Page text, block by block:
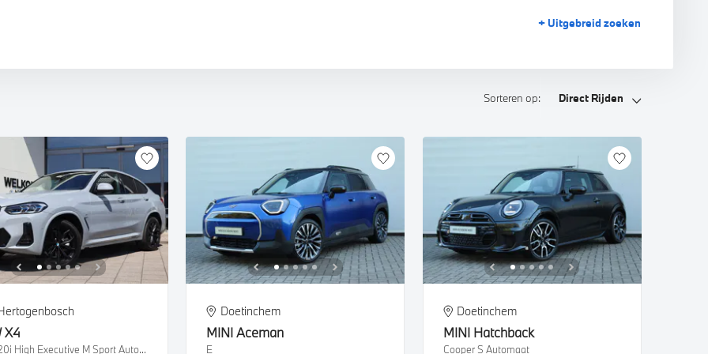
iX
X5M
XM
+ Uitgebreid zoeken
Sorteren op: Direct Rijden
X4
xDrive20i High Executive M Sport Automaat
Doetinchem
MINI Aceman
E
Doetinchem
MINI Hatchback
Cooper S Automaat